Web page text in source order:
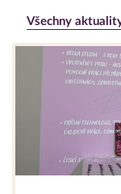
Všechny